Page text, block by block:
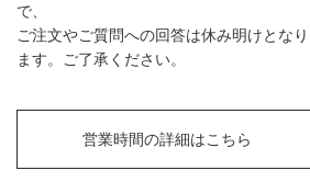
で、
ご注文やご質問への回答は休み明けとなり
ます。ご了承ください。
営業時間の詳細はこちら